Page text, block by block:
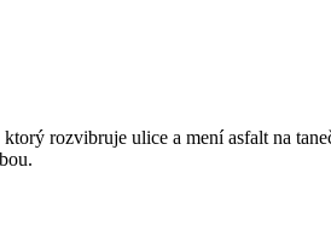
rozvibruje ulice a mení asfalt na